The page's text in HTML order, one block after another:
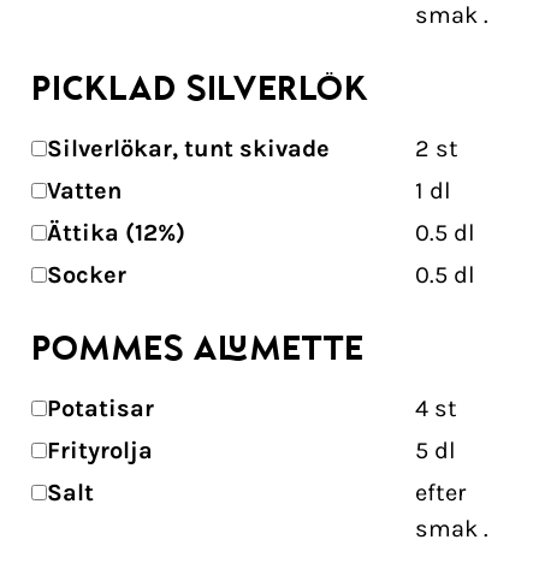
smak.
PICKLAD SILVERLÖK
Silverlökar, tunt skivade 2 st
Vatten
1 dl
Ättika (12%)
0.5 dl
Socker
0.5 dl
POMMES ALUMETTE
Potatisar 4 st
Frityrolja
5 dl
Salt
efter
smak.